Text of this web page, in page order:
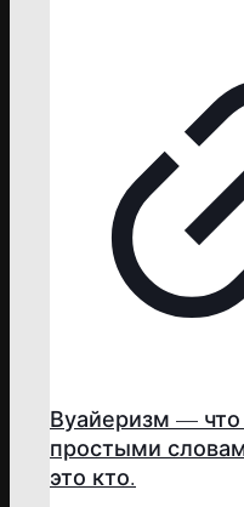
Вуайеризм — что
простыми
это кто.